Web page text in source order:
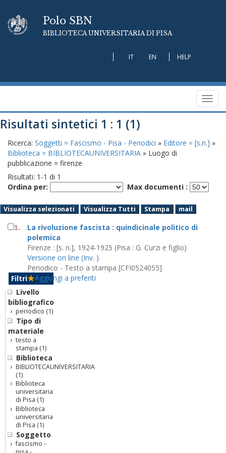
Polo SBN
BIBLIOTECA UNIVERSITARIA DI PISA
IT EN HELP
Risultati sintetici 1 : 1 (1)
Ricerca: Soggetti = Fascismo - Pisa - Periodici » Editore = [s.n.] »
Biblioteca = BIBLIOTECAUNIVERSITARIA » Luogo di
pubblicazione = firenze
Risultati: 1 -1 di 1
Ordina per:
Max documenti :
Visualizza selezionati Visualizza Tutti Stampa mail
1.
La rivoluzione fascista : quindicinale politico di
polemica
Firenze : [s. n.], 1924-1925 (Pisa : G. Curzi e figlio)
Versione on line (Inv. )
Periodico - Testo a stampa [CFI0524055]
Aggiungi a preferiti
Filtri
Livello
bibliografico
periodico (1)
Tipo di
materiale
testo a
stampa (1)
Biblioteca
BIBLIOTECAUNIVERSITARIA
(1)
Biblioteca
universitaria
di Pisa (1)
Biblioteca
universitaria
di Pisa (1)
Soggetto
fascismo -